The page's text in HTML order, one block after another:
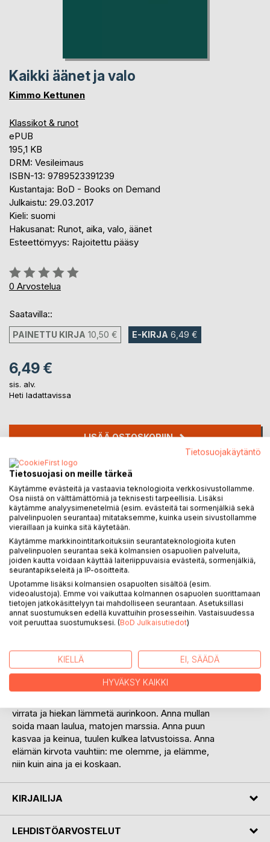
Kaikki äänet ja valo
Kimmo Kettunen
Klassikot & runot
ePUB
195,1 KB
DRM: Vesileimaus
ISBN-13: 9789523391239
Kustantaja: BoD - Books on Demand
Julkaistu: 29.03.2017
Kieli: suomi
Hakusanat: Runot, aika, valo, äänet
Esteettömyys: Rajoitettu pääsy
Arvostelu::
0%
0 Arvostelua
Saatavilla::
PAINETTU KIRJA 10,50 € E-KIRJA 6,49 €
6,49 €
sis. alv.
Heti ladattavissa
LISÄÄ OSTOSKORIIN
Lisää muistilistalle
Arvostele tuote
KUVAUS
Kirjoita nopeasti ja hikisesti, kirjoita päivän
tuotanto. Kirjoita maailma, maa ja taivas, vesi,
tyhjäksi, kirjoita aamun hiljaisuus ja päivän
kuumuus. Ala jo, älä lopeta. Älä irrota kynää
kädestä, älä päästä pois paperilta. Älä irrota
ajatuksia maailmasta, älä vettä taivaasta. Anna
virrata ja hiekan lämmetä aurinkoon. Anna mullan
soida maan laulua, matojen marssia. Anna puun
kasvaa ja keinua, tuulen kulkea latvustoissa. Anna
elämän kirvota vauhtiin: me olemme, ja elämme,
niin kuin aina ja ei koskaan.
KIRJAILIJA
LEHDISTÖARVOSTELUT
Tietosuojakäytäntö
Tietosuojasi on meille tärkeä
Käytämme evästeitä ja vastaavia teknologioita verkkosivustollamme.
Osa niistä on välttämättömiä ja teknisesti tarpeellisia. Lisäksi
käytämme analyysimenetelmiä (esim. evästeitä tai sormenjälkiä sekä
palvelinpuolen seurantaa) mitataksemme, kuinka usein sivustollamme
vieraillaan ja kuinka sitä käytetään.
Käytämme markkinointitarkoituksiin seurantateknologioita kuten
palvelinpuolen seurantaa sekä kolmansien osapuolien palveluita,
joiden kautta voidaan käyttää laiteriippuvaisia evästeitä, sormenjälkiä,
seurantapikseleitä ja IP-osoitteita.
Upotamme lisäksi kolmansien osapuolten sisältöä (esim.
videoalustoja). Emme voi vaikuttaa kolmannen osapuolen suorittamaan
tietojen jatkokäsittelyyn tai mahdolliseen seurantaan. Asetuksillasi
annat suostumuksen edellä kuvattuihin prosesseihin. Vastaisuudessa
voit peruuttaa suostumuksesi. (BoD Julkaisutiedot)
KIELLÄ EI, SÄÄDÄ
HYVÄKSY KAIKKI